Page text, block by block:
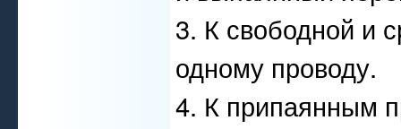
3. К свободной и
одному проводу.
4. К припаянным